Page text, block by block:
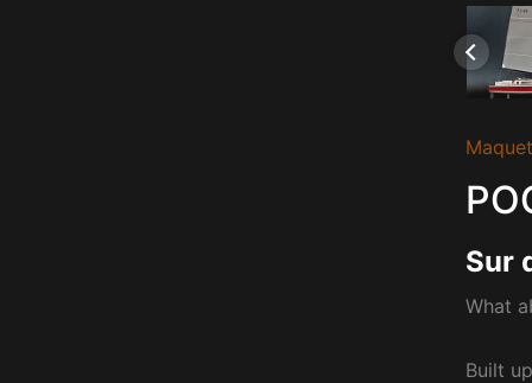
Sur
What
Built